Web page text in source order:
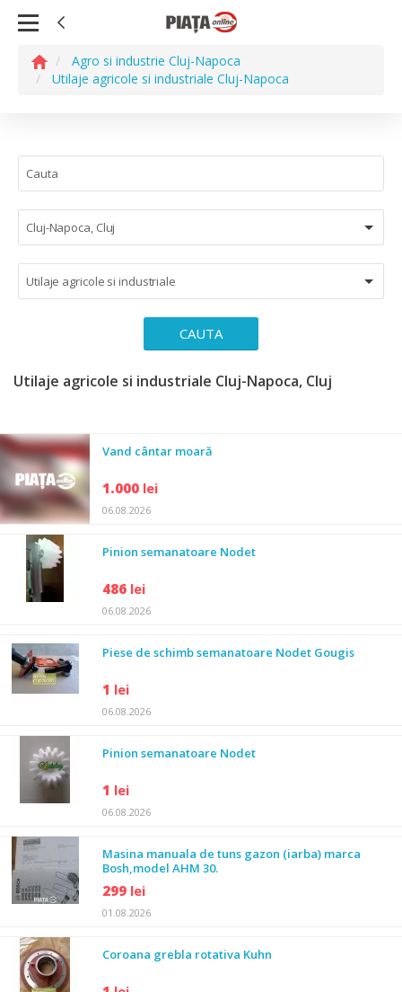
Agro si industrie Cluj-Napoca
Utilaje agricole si industriale Cluj-Napoca
Cluj-Napoca, Cluj
Utilaje agricole si industriale
CAUTA
Utilaje agricole si industriale Cluj-Napoca, Cluj
Vand cântar moară
1.000 lei
06.08.2026
Pinion semanatoare Nodet
486 lei
06.08.2026
Piese de schimb semanatoare Nodet Gougis
1 lei
06.08.2026
Pinion semanatoare Nodet
1 lei
06.08.2026
Masina manuala de tuns gazon (iarba) marca
Bosh,model AHM 30.
299 lei
01.08.2026
Coroana grebla rotativa Kuhn